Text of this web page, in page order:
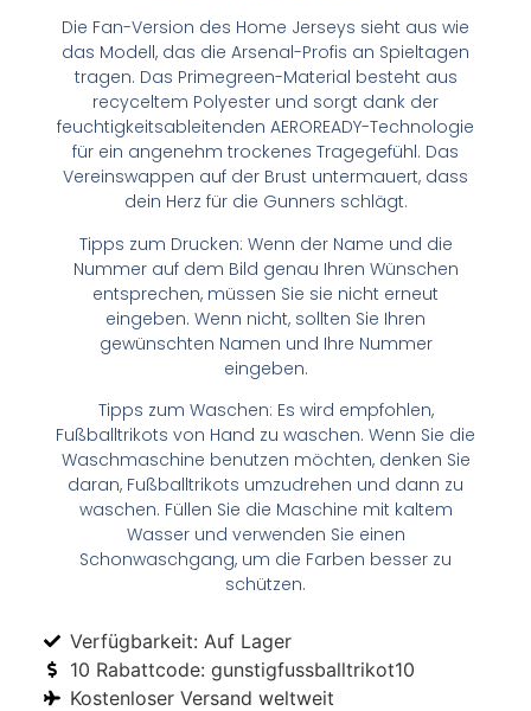
Die Fan-Version des Home Jerseys sieht aus wie
das Modell, das die Arsenal-Profis an Spieltagen
tragen. Das Primegreen-Material besteht aus
recyceltem Polyester und sorgt dank der
feuchtigkeitsableitenden AEROREADY-Technologie
für ein angenehm trockenes Tragegefühl. Das
Vereinswappen auf der Brust untermauert, dass
dein Herz für die Gunners schlägt.
Tipps zum Drucken: Wenn der Name und die
Nummer auf dem Bild genau Ihren Wünschen
entsprechen, müssen Sie sie nicht erneut
eingeben. Wenn nicht, sollten Sie Ihren
gewünschten Namen und Ihre Nummer
eingeben.
Tipps zum Waschen: Es wird empfohlen,
Fußballtrikots von Hand zu waschen. Wenn Sie die
Waschmaschine benutzen möchten, denken Sie
daran, Fußballtrikots umzudrehen und dann zu
waschen. Füllen Sie die Maschine mit kaltem
Wasser und verwenden Sie einen
Schonwaschgang, um die Farben besser zu
schützen.
Verfügbarkeit: Auf Lager
10 Rabattcode: gunstigfussballtrikot10
Kostenloser Versand weltweit